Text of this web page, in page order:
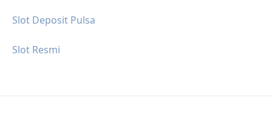
Slot Deposit Pulsa
Slot Resmi